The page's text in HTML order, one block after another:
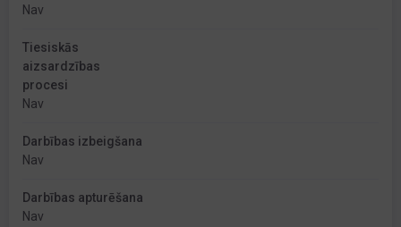
Nav
Tiesiskās
aizsardzības
procesi
Nav
Darbības izbeigšana
Nav
Darbības apturēšana
Nav